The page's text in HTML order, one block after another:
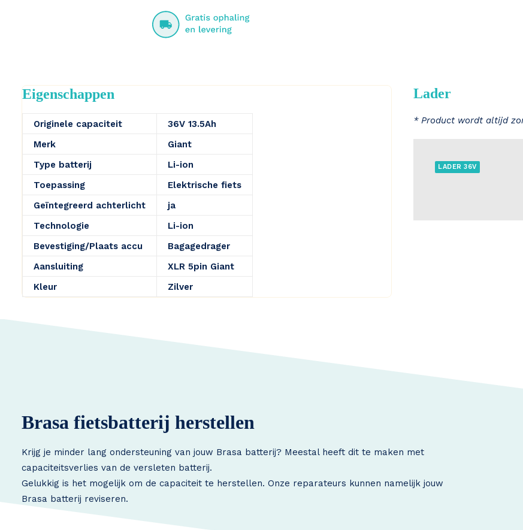
Eigenschappen
Originele capaciteit
36V 13.5Ah
Merk
Giant
Type batterij
Li-ion
Toepassing
Elektrische fiets
Geïntegreerd achterlicht
ja
Technologie
Li-ion
Bevestiging/Plaats accu
Bagagedrager
Aansluiting
XLR 5pin Giant
Kleur
Zilver
Lader
* Product wordt altijd
LADER 36V
Brasa fietsbatterij herstellen
Krijg je minder lang ondersteuning van jouw Brasa batterij? Meestal heeft dit te maken met
capaciteitsverlies van de versleten batterij.
Gelukkig is het mogelijk om de capaciteit te herstellen. Onze reparateurs kunnen namelijk jouw
Brasa batterij reviseren.